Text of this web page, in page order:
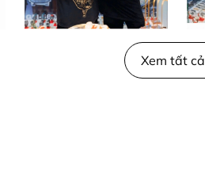
Xem tất cả